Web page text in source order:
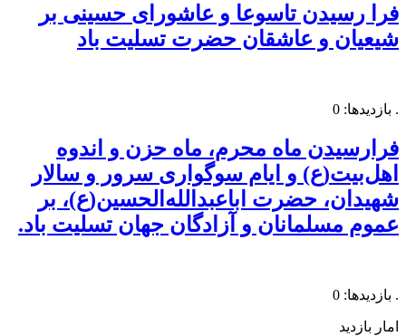
فرا رسیدن تاسوعا و عاشورای حسینی بر
شیعیان و عاشقان حضرت تسلیت باد
. بازدیدها: 0
فرارسیدن ماه محرم، ماه حزن و اندوه
اهل‌بیت(ع) و ایام سوگواری سرور و سالار
شهیدان، حضرت اباعبدالله‌الحسین(ع)، بر
عموم مسلمانان و آزادگان جهان تسلیت باد.
. بازدیدها: 0
امار بازدید